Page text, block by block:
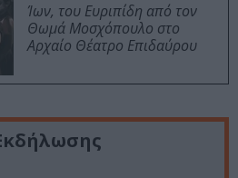
Ίων, του Ευριπίδη από τον
Θωμά Μοσχόπουλο στο
Αρχαίο Θέατρο Επιδαύρου